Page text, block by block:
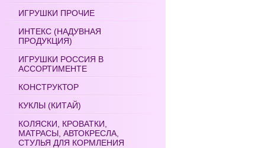
ИГРУШКИ ПРОЧИЕ
ИНТЕКС (НАДУВНАЯ
ПРОДУКЦИЯ)
ИГРУШКИ РОССИЯ В
АССОРТИМЕНТЕ
КОНСТРУКТОР
КУКЛЫ (КИТАЙ)
КОЛЯСКИ, КРОВАТКИ,
МАТРАСЫ, АВТОКРЕСЛА,
СТУЛЬЯ ДЛЯ КОРМЛЕНИЯ